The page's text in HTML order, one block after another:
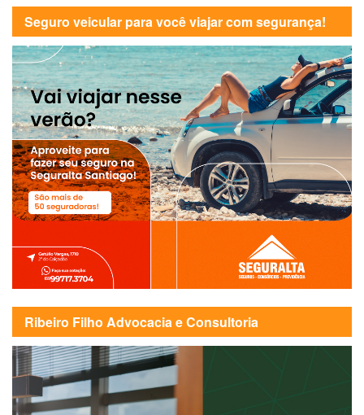
Seguro veicular para você viajar com segurança!
Ribeiro Filho Advocacia e Consultoria